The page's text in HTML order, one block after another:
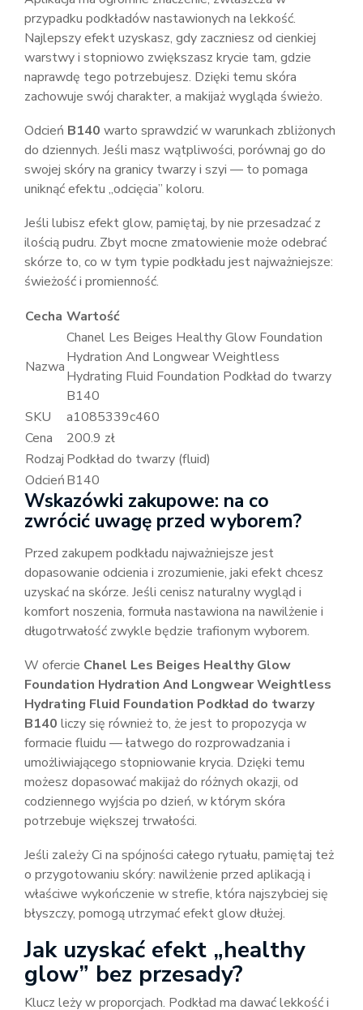
przypadku podkładów nastawionych na lekkość.
Najlepszy efekt uzyskasz, gdy zaczniesz od cienkiej
warstwy i stopniowo zwiększasz krycie tam, gdzie
naprawdę tego potrzebujesz. Dzięki temu skóra
zachowuje swój charakter, a makijaż wygląda świeżo.
Odcień B140 warto sprawdzić w warunkach zbliżonych
do dziennych. Jeśli masz wątpliwości, porównaj go do
swojej skóry na granicy twarzy i szyi — to pomaga
uniknąć efektu „odcięcia” koloru.
Jeśli lubisz efekt glow, pamiętaj, by nie przesadzać z
ilością pudru. Zbyt mocne zmatowienie może odebrać
skórze to, co w tym typie podkładu jest najważniejsze:
świeżość i promienność.
Cecha Wartość
Nazwa
Chanel Les Beiges Healthy Glow Foundation
Hydration And Longwear Weightless
Hydrating Fluid Foundation Podkład do twarzy
B140
SKU
a1085339c460
Cena
200.9 zł
Rodzaj Podkład do twarzy (fluid)
OdcieńB140
Wskazówki zakupowe: na co
zwrócić uwagę przed wyborem?
Przed zakupem podkładu najważniejsze jest
dopasowanie odcienia i zrozumienie, jaki efekt chcesz
uzyskać na skórze. Jeśli cenisz naturalny wygląd i
komfort noszenia, formuła nastawiona na nawilżenie i
długotrwałość zwykle będzie trafionym wyborem.
W ofercie Chanel Les Beiges Healthy Glow
Foundation Hydration And Longwear Weightless
Hydrating Fluid Foundation Podkład do twarzy
B140 liczy się również to, że jest to propozycja w
formacie fluidu — łatwego do rozprowadzania i
umożliwiającego stopniowanie krycia. Dzięki temu
możesz dopasować makijaż do różnych okazji, od
codziennego wyjścia po dzień, w którym skóra
potrzebuje większej trwałości.
Jeśli zależy Ci na spójności całego rytuału, pamiętaj też
o przygotowaniu skóry: nawilżenie przed aplikacją i
właściwe wykończenie w strefie, która najszybciej się
błyszczy, pomogą utrzymać efekt glow dłużej.
Jak uzyskać efekt „healthy
glow” bez przesady?
Klucz leży w proporcjach. Podkład ma dawać lekkość i